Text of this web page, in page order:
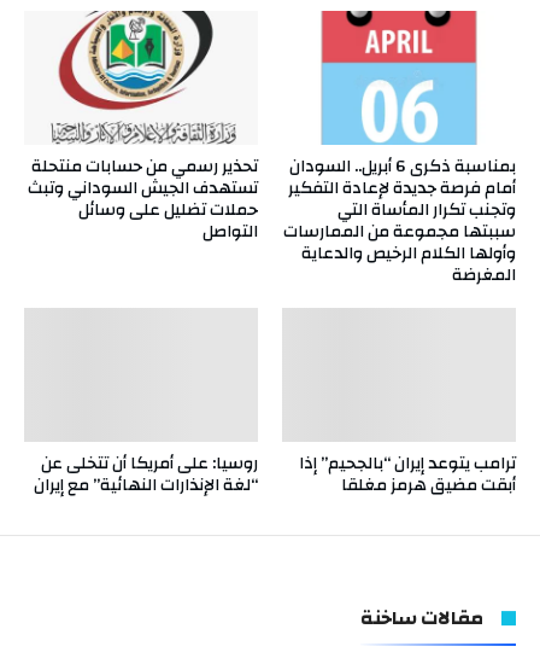
تحذير رسمي من حسابات منتحلة
تستهدف الجيش السوداني وتبث
حملات تضليل على وسائل
التواصل
بمناسبة ذكرى 6 أبريل.. السودان
أمام فرصة جديدة لإعادة التفكير
وتجنب تكرار المأساة التي
سببتها مجموعة من الممارسات
وأولها الكلام الرخيص والدعاية
المغرضة
روسيا: على أمريكا أن تتخلى عن
“لغة الإنذارات النهائية” مع إيران
ترامب يتوعد إيران “بالجحيم” إذا
أبقت مضيق هرمز مغلقا
مقالات ساخنة